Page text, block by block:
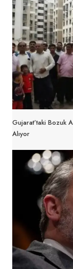
Gujarat’taki Bozuk
Alıyor